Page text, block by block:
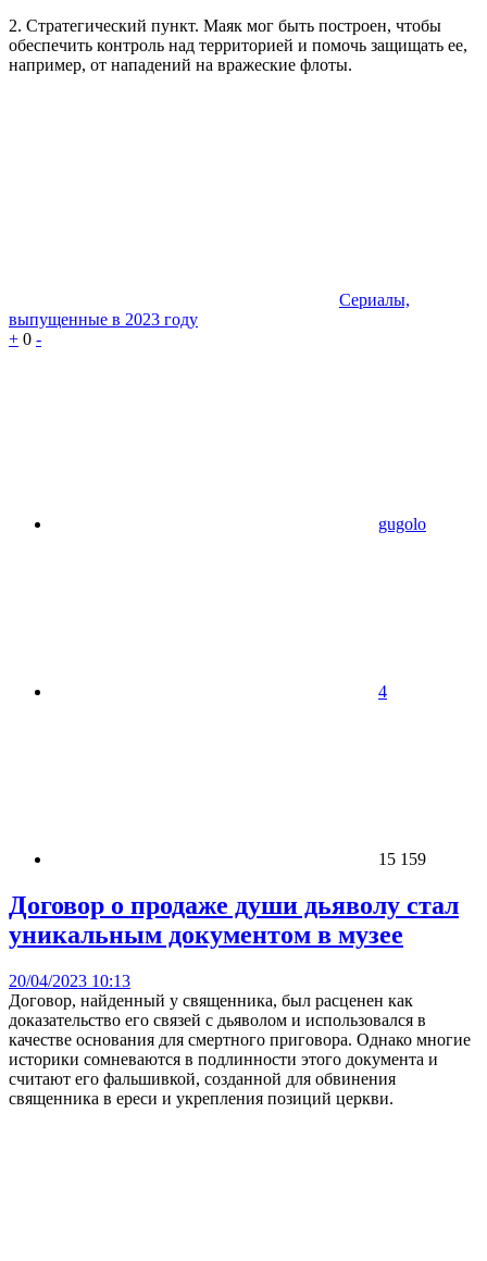
2. Стратегический пункт. Маяк мог быть построен, чтобы
обеспечить контроль над территорией и помочь защищать ее,
например, от нападений на вражеские флоты.
Сериалы,
выпущенные в 2023 году
+ 0 -
gugolo
4
15 159
Договор о продаже души дьяволу стал
уникальным документом в музее
20/04/2023 10:13
Договор, найденный у священника, был расценен как
доказательство его связей с дьяволом и использовался в
качестве основания для смертного приговора. Однако многие
историки сомневаются в подлинности этого документа и
считают его фальшивкой, созданной для обвинения
священника в ереси и укрепления позиций церкви.